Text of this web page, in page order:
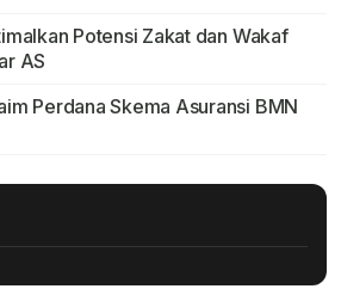
Potensi Zakat dan Wakaf
AS
Perdana Skema Asuransi BMN